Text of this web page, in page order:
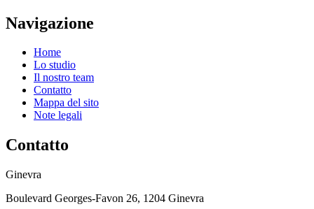
Navigazione
Home
Lo studio
Il nostro team
Contatto
Mappa del sito
Note legali
Contatto
Ginevra
Boulevard Georges-Favon 26, 1204 Ginevra